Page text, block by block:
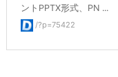
ントPPTX形式、PN ...
/?p=75422